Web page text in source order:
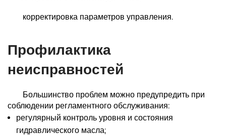
корректировка параметров управления.
Профилактика
неисправностей
Большинство проблем можно предупредить при
соблюдении регламентного обслуживания:
регулярный контроль уровня и состояния
гидравлического масла;